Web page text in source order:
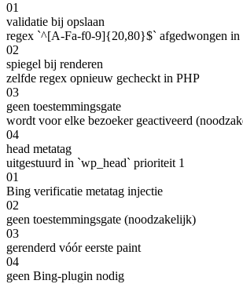
01
validatie bij opslaan
regex `^[A-Fa-f0-9]{20,80}$` afgedwongen in
02
spiegel bij renderen
zelfde regex opnieuw gecheckt in PHP
03
geen toestemmingsgate
wordt voor elke bezoeker geactiveerd
04
head metatag
uitgestuurd in `wp_head` prioriteit 1
01
Bing verificatie metatag injectie
02
geen toestemmingsgate (noodzakelijk)
03
gerenderd vóór eerste paint
04
geen Bing-plugin nodig